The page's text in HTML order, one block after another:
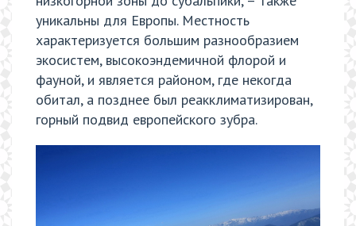
уникальны для Европы. Местность
характеризуется большим разнообразием
экосистем, высокоэндемичной флорой и
фауной, и является районом, где некогда
обитал, а позднее был реакклиматизирован,
горный подвид европейского зубра.